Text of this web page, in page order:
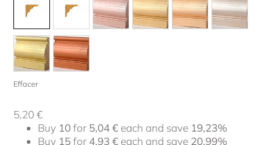
Effacer
5,20€
Buy 10for 5,04€ each and save 19,23%
Buy 15for 4,93€ each and save 20,99%